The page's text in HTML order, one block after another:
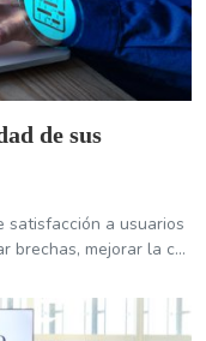
de sus
satisfacción a usuarios
brechas, mejorar la c...